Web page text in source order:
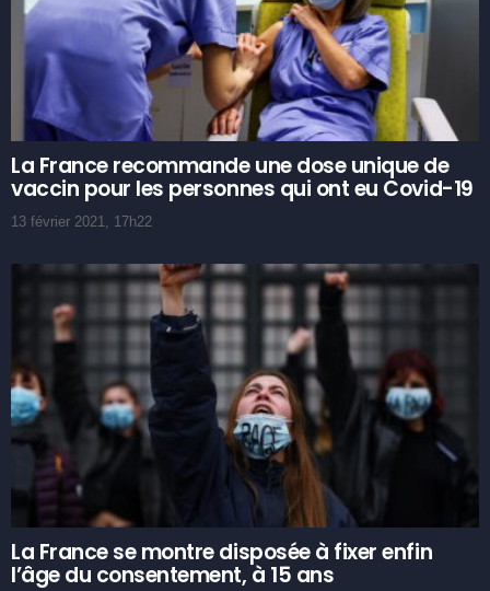
La France recommande une dose unique de
vaccin pour les personnes qui ont eu Covid-19
13 février 2021, 17h22
La France se montre disposée à fixer enfin
l’âge du consentement, à 15 ans